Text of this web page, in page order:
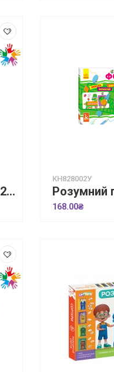
Розумний паровозик. 2+ Приголосні звуки
КН828002У
168.00₴